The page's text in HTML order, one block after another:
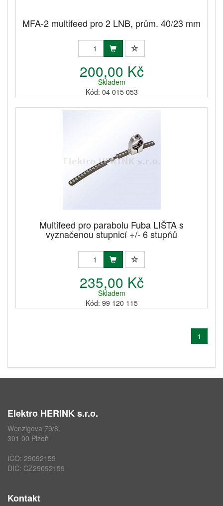
MFA-2 multifeed pro 2 LNB, prům. 40/23 mm
200,00 Kč
Skladem
Kód: 04 015 053
Multifeed pro parabolu Fuba LIŠTA s
vyznačenou stupnicí +/- 6 stupňů
235,00 Kč
Skladem
Kód: 99 120 115
1
Elektro HERINK s.r.o.
Wenzigova 79/8,
301 00 Plzeň
IČO: 29092159
DIČ: CZ29092159
Kontakt